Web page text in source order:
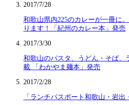
2017/7/28
和歌山県内225のカレーが一冊に
ります！「紀州のカレー本」発売
2017/3/30
和歌山のパスタ、うどん・そば、
載 「わかやま麺本」発売
2017/2/28
「ランチパスポート和歌山・岩